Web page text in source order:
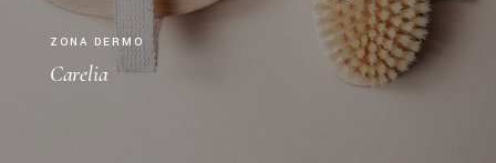
ZONA DERMO
Carelia